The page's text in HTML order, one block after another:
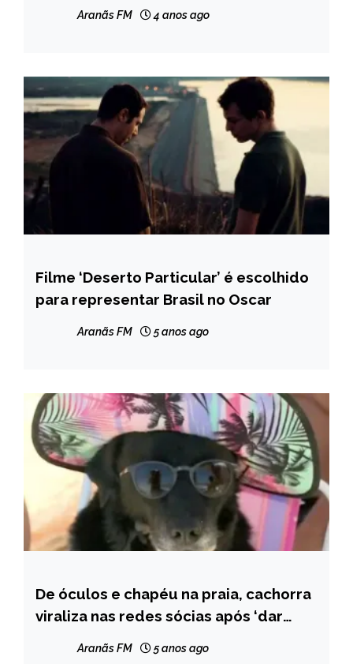
Aranãs FM 4 anos ago
ENTRETENIMENTO
Filme ‘Deserto Particular’ é escolhido
para representar Brasil no Oscar
Aranãs FM 5 anos ago
ENTRETENIMENTO
De óculos e chapéu na praia, cachorra
viraliza nas redes sócias após ‘dar
Aranãs FM 5 anos ago